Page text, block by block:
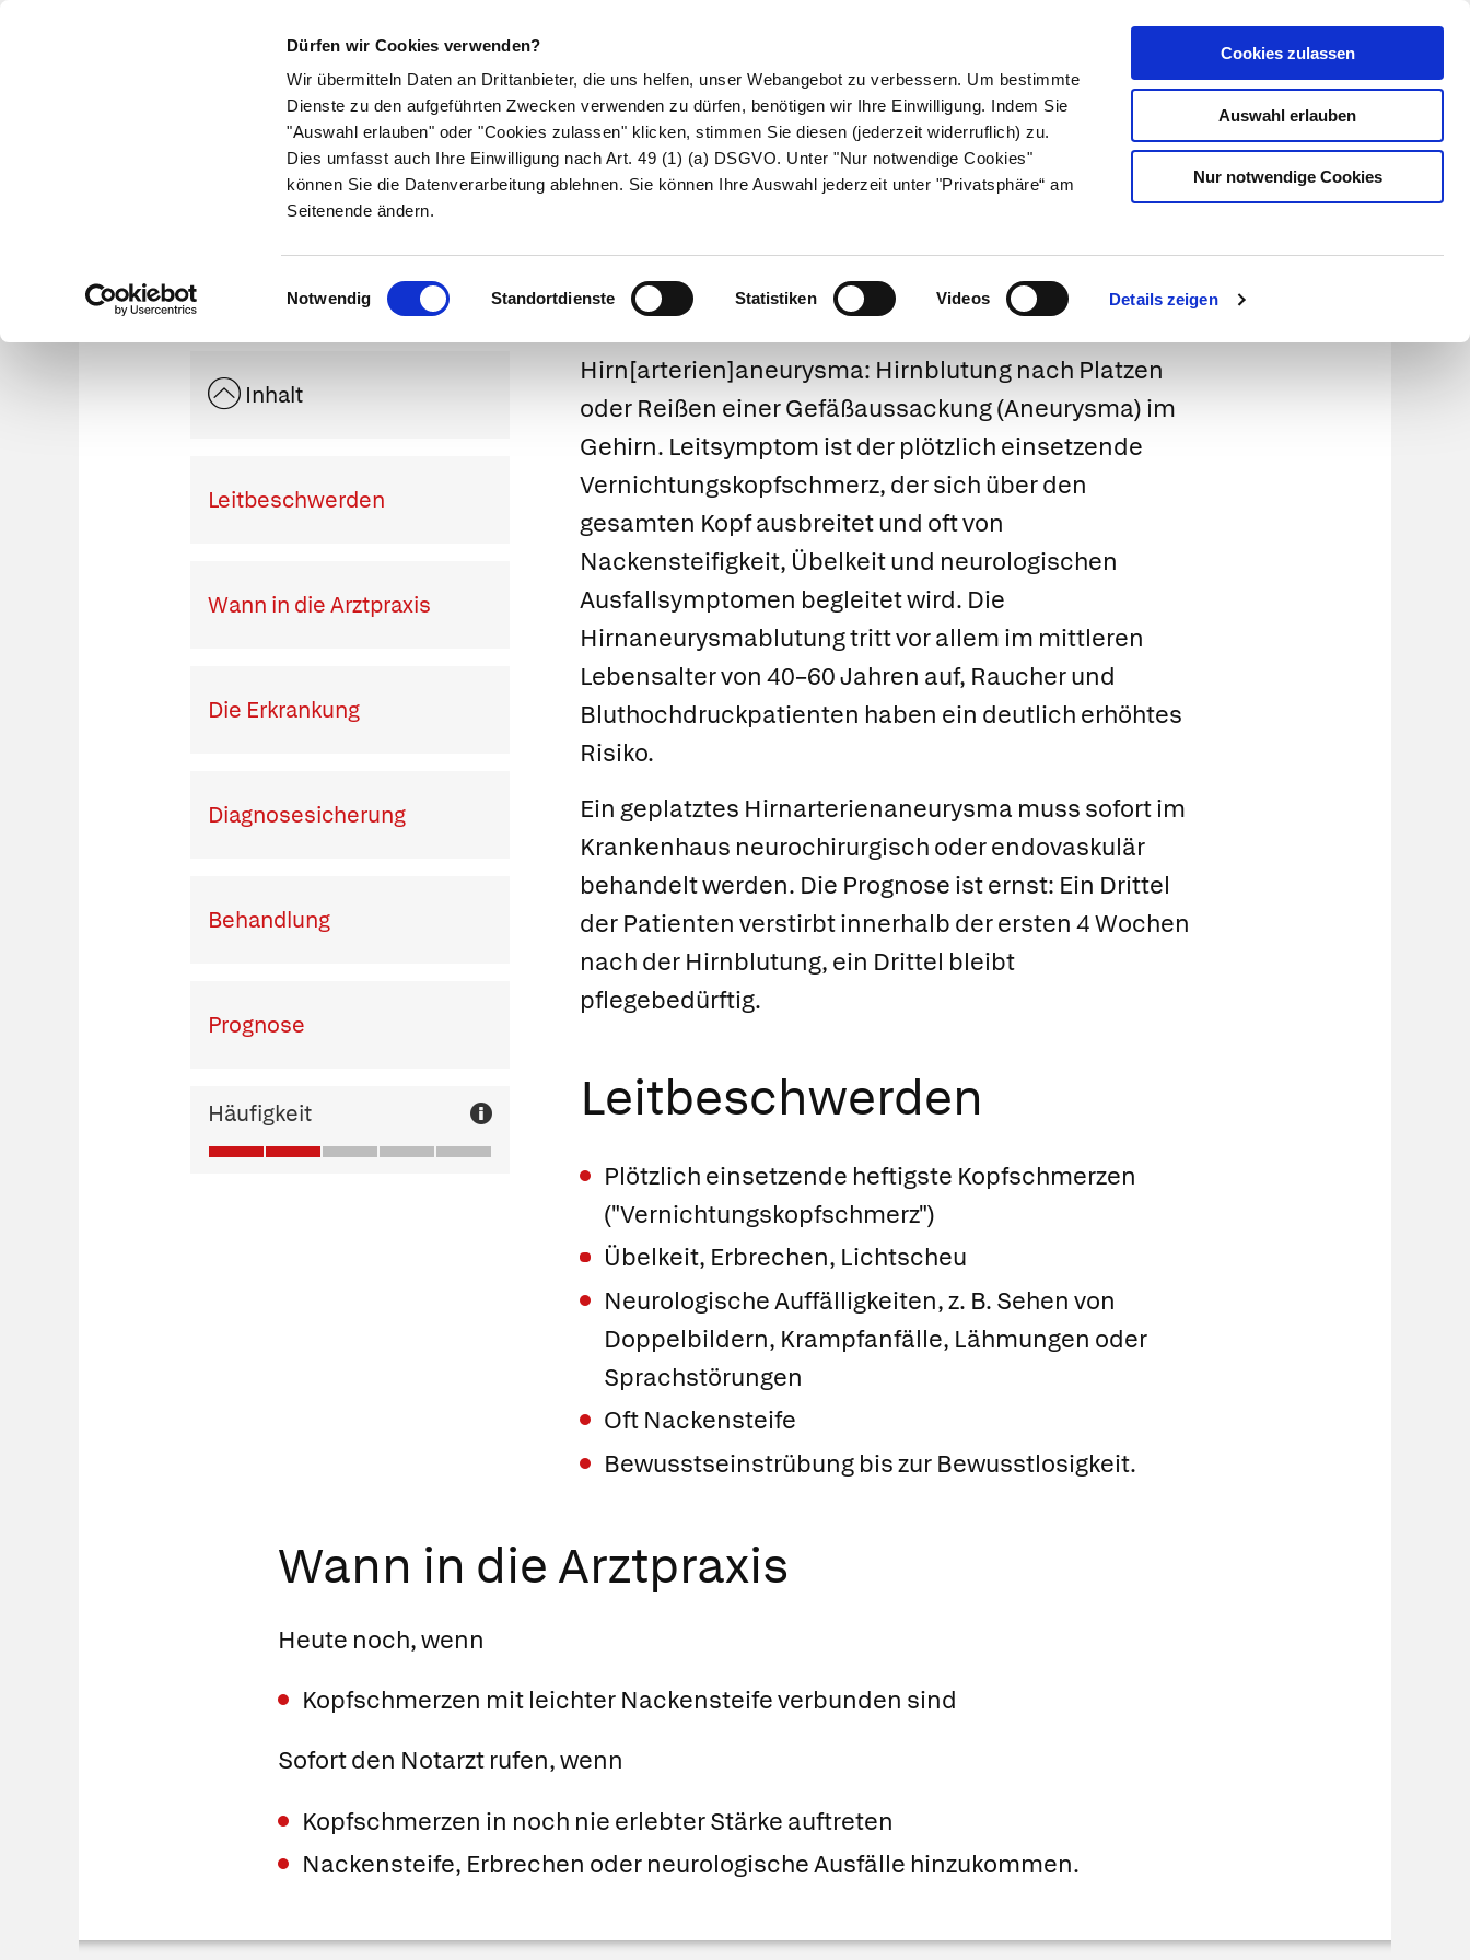
Dürfen wir Cookies verwenden?
Wir übermitteln Daten an Drittanbieter, die uns helfen, unser Webangebot zu verbessern. Um bestimmte
Dienste zu den aufgeführten Zwecken verwenden zu dürfen, benötigen wir Ihre Einwilligung. Indem Sie
"Auswahl erlauben" oder "Cookies zulassen" klicken, stimmen Sie diesen (jederzeit widerruflich) zu.
Dies umfasst auch Ihre Einwilligung nach Art. 49 (1) (a) DSGVO. Unter "Nur notwendige Cookies"
können Sie die Datenverarbeitung ablehnen. Sie können Ihre Auswahl jederzeit unter "Privatsphäre“ am
Seitenende ändern.
Einwilligungsauswahl
Notwendig Standortdienste Statistiken Videos Details zeigen
Cookies zulassen
Auswahl erlauben
Nur notwendige Cookies
Kundenlogin
Suche
Symptome Therapie Medikamente Naturheilkunde Eltern & Kind Gesund leben Über uns
Hirnarterienaneurysma
Inhalt
Leitbeschwerden
Wann in die Arztpraxis
Die Erkrankung
Diagnosesicherung
Behandlung
Prognose
Häufigkeit
Hirn[arterien]aneurysma: Hirnblutung nach Platzen
oder Reißen einer Gefäßaussackung (Aneurysma) im
Gehirn. Leitsymptom ist der plötzlich einsetzende
Vernichtungskopfschmerz, der sich über den
gesamten Kopf ausbreitet und oft von
Nackensteifigkeit, Übelkeit und neurologischen
Ausfallsymptomen begleitet wird. Die
Hirnaneurysmablutung tritt vor allem im mittleren
Lebensalter von 40–60 Jahren auf, Raucher und
Bluthochdruckpatienten haben ein deutlich erhöhtes
Risiko.
Ein geplatztes Hirnarterienaneurysma muss sofort im
Krankenhaus neurochirurgisch oder endovaskulär
behandelt werden. Die Prognose ist ernst: Ein Drittel
der Patienten verstirbt innerhalb der ersten 4 Wochen
nach der Hirnblutung, ein Drittel bleibt
pflegebedürftig.
Leitbeschwerden
Plötzlich einsetzende heftigste Kopfschmerzen
("Vernichtungskopfschmerz")
Übelkeit, Erbrechen, Lichtscheu
Neurologische Auffälligkeiten, z. B. Sehen von
Doppelbildern, Krampfanfälle, Lähmungen oder
Sprachstörungen
Oft Nackensteife
Bewusstseinstrübung bis zur Bewusstlosigkeit.
Wann in die Arztpraxis
Heute noch, wenn
Kopfschmerzen mit leichter Nackensteife verbunden sind
Sofort den Notarzt rufen, wenn
Kopfschmerzen in noch nie erlebter Stärke auftreten
Nackensteife, Erbrechen oder neurologische Ausfälle hinzukommen.